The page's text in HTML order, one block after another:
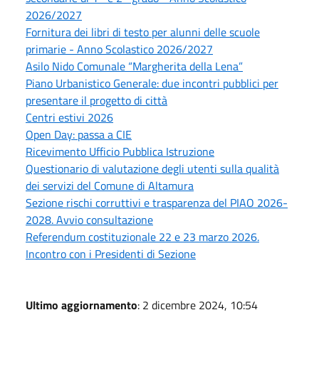
2026/2027
Fornitura dei libri di testo per alunni delle scuole
primarie - Anno Scolastico 2026/2027
Asilo Nido Comunale “Margherita della Lena”
Piano Urbanistico Generale: due incontri pubblici per
presentare il progetto di città
Centri estivi 2026
Open Day: passa a CIE
Ricevimento Ufficio Pubblica Istruzione
Questionario di valutazione degli utenti sulla qualità
dei servizi del Comune di Altamura
Sezione rischi corruttivi e trasparenza del PIAO 2026-
2028. Avvio consultazione
Referendum costituzionale 22 e 23 marzo 2026.
Incontro con i Presidenti di Sezione
Ultimo aggiornamento: 2 dicembre 2024, 10:54